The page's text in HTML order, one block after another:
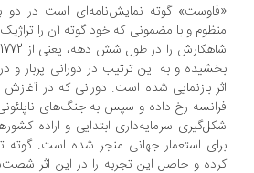
گوته نمایش‌نامه‌ای است در دو بخش
و با مضمونی که خود گوته آن را تراژیک
و به این ترتیب در دورانی پربار و
بازنمایی شده است. دورانی که در آغازش
رخ داده و سپس به جنگ‌های ناپلئونی
سرمایه‌داری ابتدایی و اراده کشورهای
استعمار جهانی منجر شده است. گوته تمام
و حاصل این تجربه را در این اثر شصت‌ساله